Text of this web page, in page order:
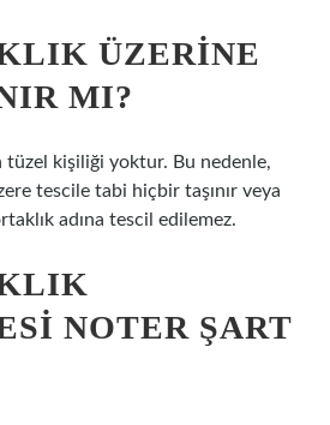
ÜZERINE
MI?
kişiliği yoktur. Bu nedenle,
tescile tabi hiçbir taşınır veya
adına tescil edilemez.
NOTER ŞART